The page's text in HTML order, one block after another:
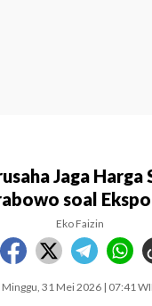
Jaga Harga
soal
Eko Faizin
Minggu, 31 Mei 2026 | 07:41